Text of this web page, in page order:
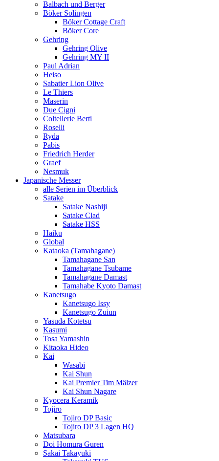
Balbach und Berger
Böker Solingen
Böker Cottage Craft
Böker Core
Gehring
Gehring Olive
Gehring MY II
Paul Adrian
Heiso
Sabatier Lion Olive
Le Thiers
Maserin
Due Cigni
Coltellerie Berti
Roselli
Ryda
Pabis
Friedrich Herder
Graef
Nesmuk
Japanische Messer
alle Serien im Überblick
Satake
Satake Nashiji
Satake Clad
Satake HSS
Haiku
Global
Kataoka (Tamahagane)
Tamahagane San
Tamahagane Tsubame
Tamahagane Damast
Tamahabe Kyoto Damast
Kanetsugo
Kanetsugo Issy
Kanetsugo Zuiun
Yasuda Kotetsu
Kasumi
Tosa Yamashin
Kitaoka Hideo
Kai
Wasabi
Kai Shun
Kai Premier Tim Mälzer
Kai Shun Nagare
Kyocera Keramik
Tojiro
Tojiro DP Basic
Tojiro DP 3 Lagen HQ
Matsubara
Doi Homura Guren
Sakai Takayuki